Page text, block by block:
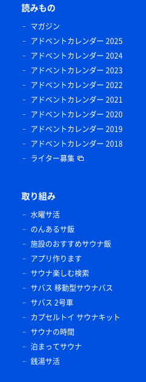
読みもの
マガジン
アドベントカレンダー 2025
アドベントカレンダー 2024
アドベントカレンダー 2023
アドベントカレンダー 2022
アドベントカレンダー 2021
アドベントカレンダー 2020
アドベントカレンダー 2019
アドベントカレンダー 2018
ライター募集
取り組み
水曜サ活
のんあるサ飯
施設のおすすめサウナ飯
アプリ作ります
サウナ楽しむ検索
サバス 移動型サウナバス
サバス 2号車
カプセルトイ サウナキット
サウナの時間
泊まってサウナ
銭湯サ活